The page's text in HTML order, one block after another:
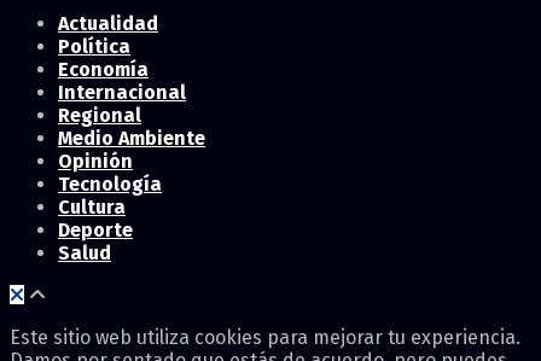
Actualidad
Política
Economía
Internacional
Regional
Medio Ambiente
Opinión
Tecnología
Cultura
Deporte
Salud
Este sitio web utiliza cookies para mejorar tu experiencia.